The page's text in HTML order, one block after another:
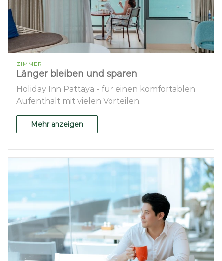
ZIMMER
Länger bleiben und sparen
Holiday Inn Pattaya - für einen komfortablen
Aufenthalt mit vielen Vorteilen.
Mehr anzeigen